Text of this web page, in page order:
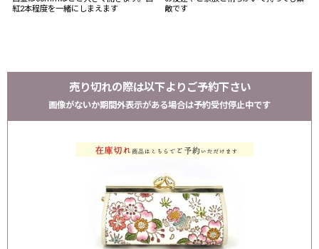
紅2本程度を一緒にしまえます
敵です
売り切れの際は以下よりご予約下さい
画像がないか期間外表示がある場合は予約受付停止中です